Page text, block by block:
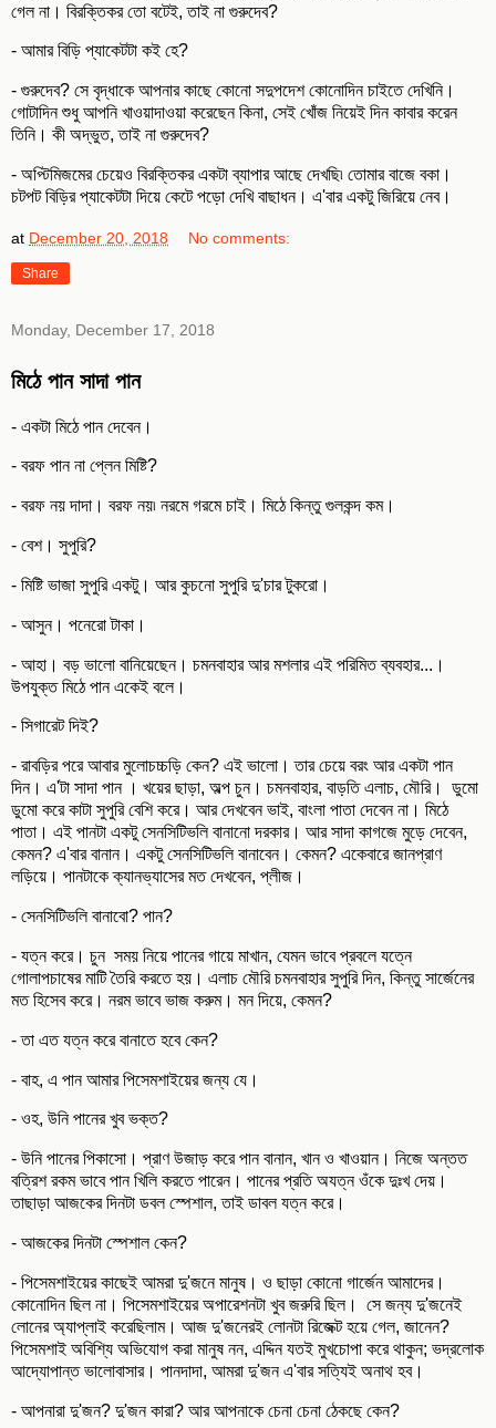
গেল না। বিরক্তিকর তো বটেই, তাই না গুরুদেব?
- আমার বিড়ি প্যাকেটটা কই হে?
- গুরুদেব? সে বৃদ্ধাকে আপনার কাছে কোনো সদুপদেশ কোনোদিন চাইতে দেখিনি।
গোটাদিন শুধু আপনি খাওয়াদাওয়া করেছেন কিনা, সেই খোঁজ নিয়েই দিন কাবার করেন
তিনি। কী অদ্ভুত, তাই না গুরুদেব?
- অপ্টিমিজমের চেয়েও বিরক্তিকর একটা ব্যাপার আছে দেখছি৷ তোমার বাজে বকা।
চটপট বিড়ির প্যাকেটটা দিয়ে কেটে পড়ো দেখি বাছাধন। এ'বার একটু জিরিয়ে নেব।
at December 20, 2018 No comments:
Share
Monday, December 17, 2018
মিঠে পান সাদা পান
- একটা মিঠে পান দেবেন।
- বরফ পান না প্লেন মিষ্টি?
- বরফ নয় দাদা। বরফ নয়৷ নরমে গরমে চাই। মিঠে কিন্তু গুলকন্দ কম।
- বেশ। সুপুরি?
- মিষ্টি ভাজা সুপুরি একটু। আর কুচনো সুপুরি দু'চার টুকরো।
- আসুন। পনেরো টাকা।
- আহা। বড় ভালো বানিয়েছেন। চমনবাহার আর মশলার এই পরিমিত ব্যবহার...।
উপযুক্ত মিঠে পান একেই বলে।
- সিগারেট দিই?
- রাবড়ির পরে আবার মুলোচচ্চড়ি কেন? এই ভালো। তার চেয়ে বরং আর একটা পান
দিন। এ'টা সাদা পান । খয়ের ছাড়া, অল্প চুন। চমনবাহার, বাড়তি এলাচ, মৌরি। ডুমো
ডুমো করে কাটা সুপুরি বেশি করে। আর দেখবেন ভাই, বাংলা পাতা দেবেন না। মিঠে
পাতা। এই পানটা একটু সেনসিটিভলি বানানো দরকার। আর সাদা কাগজে মুড়ে দেবেন,
কেমন? এ'বার বানান। একটু সেনসিটিভলি বানাবেন। কেমন? একেবারে জানপ্রাণ
লড়িয়ে। পানটাকে ক্যানভ্যাসের মত দেখবেন, প্লীজ।
- সেনসিটিভলি বানাবো? পান?
- যত্ন করে। চুন সময় নিয়ে পানের গায়ে মাখান, যেমন ভাবে প্রবলে যত্নে
গোলাপচাষের মাটি তৈরি করতে হয়। এলাচ মৌরি চমনবাহার সুপুরি দিন, কিন্তু সার্জেনের
মত হিসেব করে। নরম ভাবে ভাজ করুম। মন দিয়ে, কেমন?
- তা এত যত্ন করে বানাতে হবে কেন?
- বাহ, এ পান আমার পিসেমশাইয়ের জন্য যে।
- ওহ, উনি পানের খুব ভক্ত?
- উনি পানের পিকাসো। প্রাণ উজাড় করে পান বানান, খান ও খাওয়ান। নিজে অন্তত
বত্রিশ রকম ভাবে পান খিলি করতে পারেন। পানের প্রতি অযত্ন ওঁকে দুঃখ দেয়।
তাছাড়া আজকের দিনটা ডবল স্পেশাল, তাই ডাবল যত্ন করে।
- আজকের দিনটা স্পেশাল কেন?
- পিসেমশাইয়ের কাছেই আমরা দু'জনে মানুষ। ও ছাড়া কোনো গার্জেন আমাদের।
কোনোদিন ছিল না। পিসেমশাইয়ের অপারেশনটা খুব জরুরি ছিল। সে জন্য দু'জনেই
লোনের অ্যাপ্লাই করেছিলাম। আজ দু'জনেরই লোনটা রিজেক্ট হয়ে গেল, জানেন?
পিসেমশাই অবিশ্যি অভিযোগ করা মানুষ নন, এদ্দিন যতই মুখচোপা করে থাকুন; ভদ্রলোক
আদ্যোপান্ত ভালোবাসার। পানদাদা, আমরা দু'জন এ'বার সত্যিই অনাথ হব।
- আপনারা দু'জন? দু'জন কারা? আর আপনাকে চেনা চেনা ঠেকছে কেন?